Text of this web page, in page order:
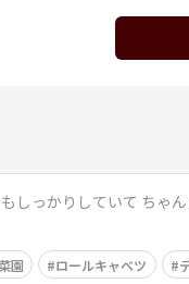
っかりしていて ちゃ
園 ロールキャベツ